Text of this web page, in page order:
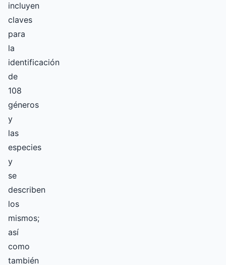
incluyen
claves
para
la
identificación
de
108
géneros
y
las
especies
y
se
describen
los
mismos;
así
como
también